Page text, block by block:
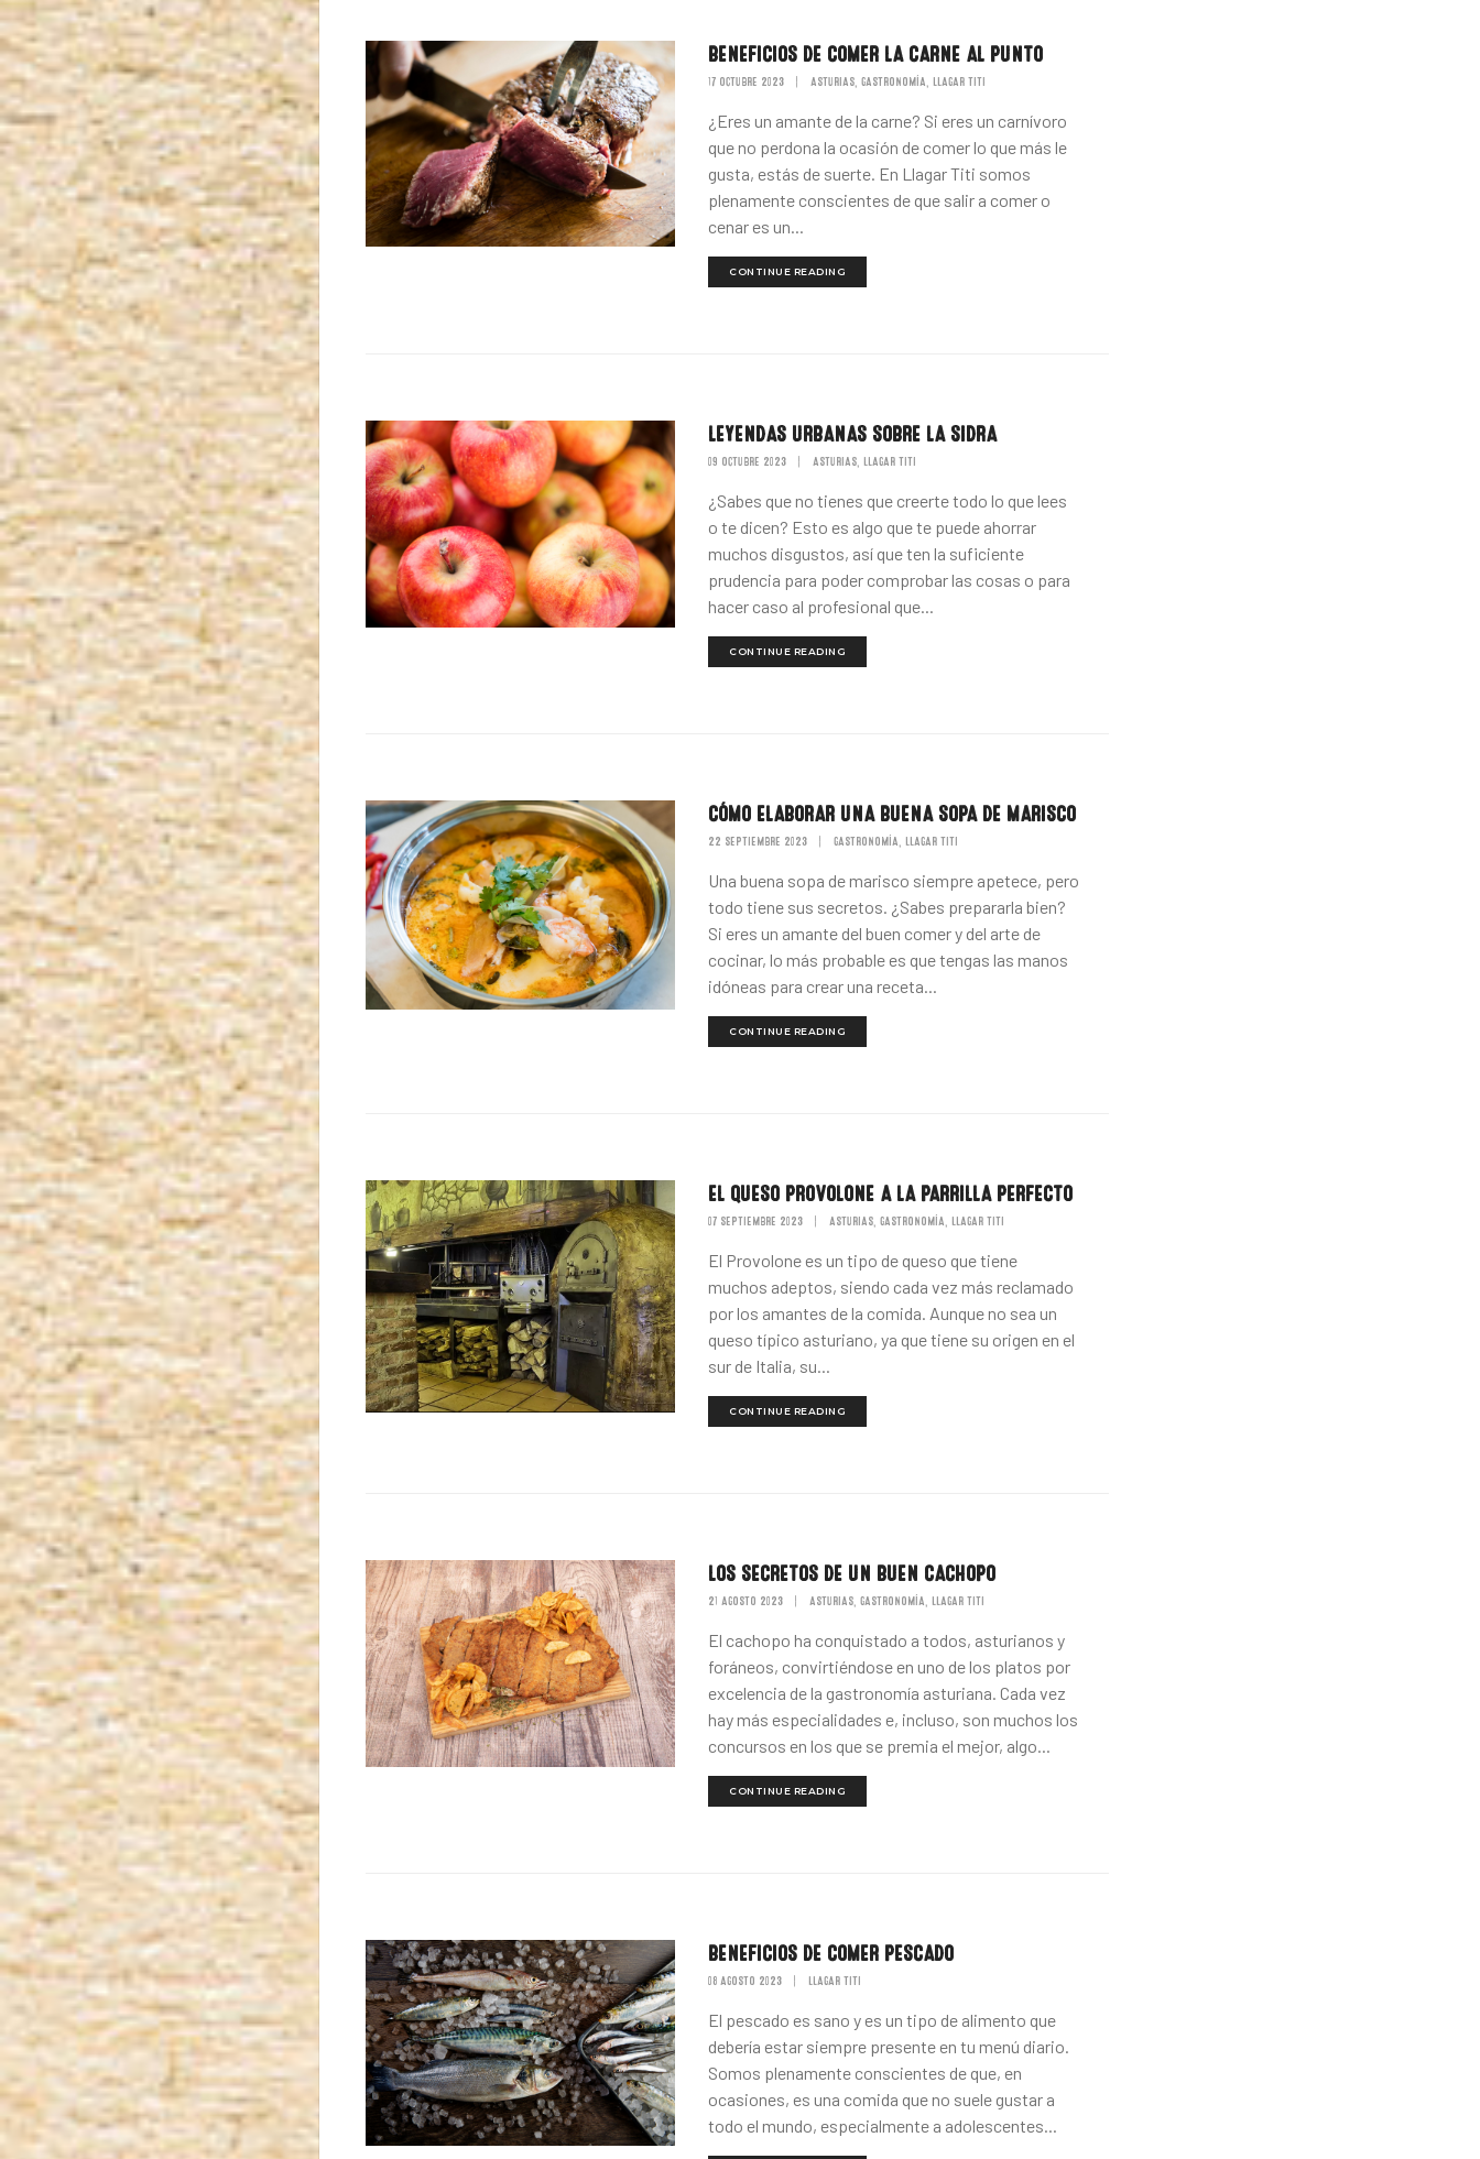
BENEFICIOS DE COMER LA CARNE AL PUNTO
17 OCTUBRE 2023 ASTURIAS,GASTRONOMÍA,LLAGAR TITI
¿Eres un amante de la carne? Si eres un carnívoro
que no perdona la ocasión de comer lo que más le
gusta, estás de suerte. En Llagar Titi somos
plenamente conscientes de que salir a comer o
cenar es un...
CONTINUE READING
LEYENDAS URBANAS SOBRE LA SIDRA
09 OCTUBRE 2023 ASTURIAS,LLAGAR TITI
¿Sabes que no tienes que creerte todo lo que lees
o te dicen? Esto es algo que te puede ahorrar
muchos disgustos, así que ten la suficiente
prudencia para poder comprobar las cosas o para
hacer caso al profesional que...
CONTINUE READING
CÓMO ELABORAR UNA BUENA SOPA DE MARISCO
22 SEPTIEMBRE 2023 GASTRONOMÍA,LLAGAR TITI
Una buena sopa de marisco siempre apetece, pero
todo tiene sus secretos. ¿Sabes prepararla bien?
Si eres un amante del buen comer y del arte de
cocinar, lo más probable es que tengas las manos
idóneas para crear una receta...
CONTINUE READING
EL QUESO PROVOLONE A LA PARRILLA PERFECTO
07 SEPTIEMBRE 2023 ASTURIAS,GASTRONOMÍA,LLAGAR TITI
El Provolone es un tipo de queso que tiene
muchos adeptos, siendo cada vez más reclamado
por los amantes de la comida. Aunque no sea un
queso típico asturiano, ya que tiene su origen en el
sur de Italia, su...
CONTINUE READING
LOS SECRETOS DE UN BUEN CACHOPO
21 AGOSTO 2023 ASTURIAS,GASTRONOMÍA,LLAGAR TITI
El cachopo ha conquistado a todos, asturianos y
foráneos, convirtiéndose en uno de los platos por
excelencia de la gastronomía asturiana. Cada vez
hay más especialidades e, incluso, son muchos los
concursos en los que se premia el mejor, algo...
CONTINUE READING
BENEFICIOS DE COMER PESCADO
08 AGOSTO 2023 LLAGAR TITI
El pescado es sano y es un tipo de alimento que
debería estar siempre presente en tu menú diario.
Somos plenamente conscientes de que, en
ocasiones, es una comida que no suele gustar a
todo el mundo, especialmente a adolescentes...